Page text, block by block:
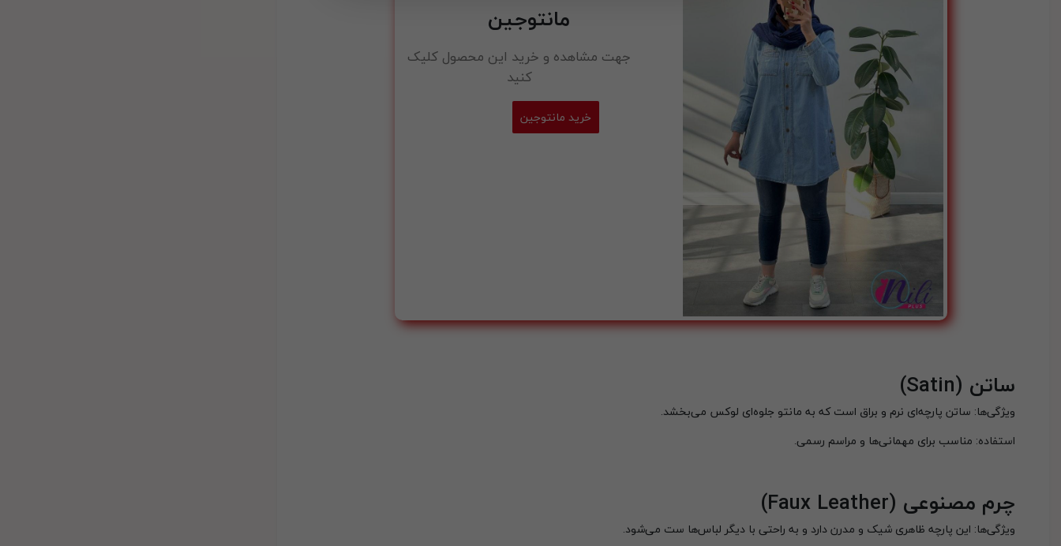
مانتوجین
جهت مشاهده و خرید این محصول کلیک
کنید
خرید مانتوجین
ساتن (Satin)
ویژگی‌ها: ساتن پارچه‌ای نرم و براق است که به مانتو جلوه‌ای لوکس می‌بخشد.
استفاده: مناسب برای مهمانی‌ها و مراسم رسمی.
چرم مصنوعی (Faux Leather)
ویژگی‌ها: این پارچه ظاهری شیک و مدرن دارد و به راحتی با دیگر لباس‌ها ست می‌شود.